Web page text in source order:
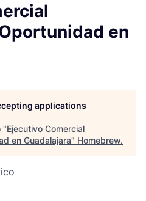
en
applications
"Ejecutivo Comercial
en Guadalajara" Homebrew.